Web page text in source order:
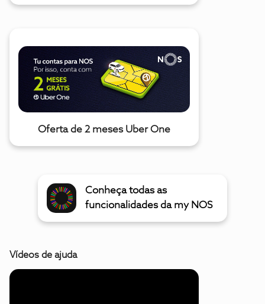
Oferta de 2 meses Uber One
Conheça todas as
funcionalidades da my NOS
Vídeos de ajuda